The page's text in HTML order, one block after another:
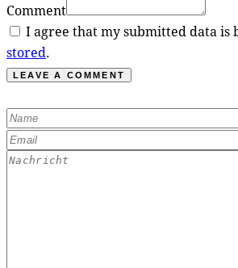
Comment
I agree that my submitted data is
stored.